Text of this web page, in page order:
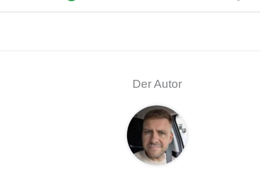
Der Autor